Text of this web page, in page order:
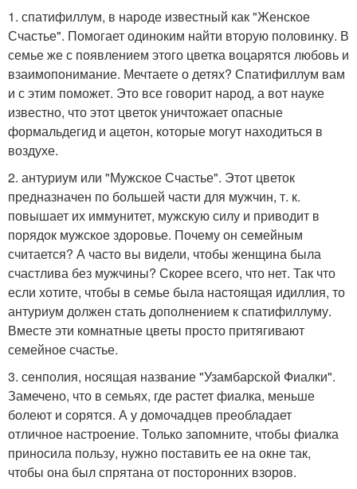
1. спатифиллум, в народе известный как "Женское
Счастье". Помогает одиноким найти вторую половинку. В
семье же с появлением этого цветка воцарятся любовь и
взаимопонимание. Мечтаете о детях? Спатифиллум вам
и с этим поможет. Это все говорит народ, а вот науке
известно, что этот цветок уничтожает опасные
формальдегид и ацетон, которые могут находиться в
воздухе.
2. антуриум или "Мужское Счастье". Этот цветок
предназначен по большей части для мужчин, т. к.
повышает их иммунитет, мужскую силу и приводит в
порядок мужское здоровье. Почему он семейным
считается? А часто вы видели, чтобы женщина была
счастлива без мужчины? Скорее всего, что нет. Так что
если хотите, чтобы в семье была настоящая идиллия, то
антуриум должен стать дополнением к спатифиллуму.
Вместе эти комнатные цветы просто притягивают
семейное счастье.
3. сенполия, носящая название "Узамбарской Фиалки".
Замечено, что в семьях, где растет фиалка, меньше
болеют и сорятся. А у домочадцев преобладает
отличное настроение. Только запомните, чтобы фиалка
приносила пользу, нужно поставить ее на окне так,
чтобы она был спрятана от посторонних взоров.